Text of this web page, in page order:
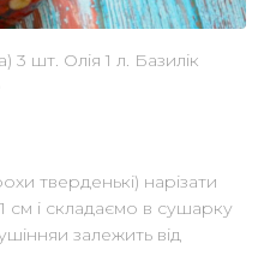
3 шт. Олія 1 л. Базилік
тверденькі) нарізати
і складаємо в сушарку
залежить від